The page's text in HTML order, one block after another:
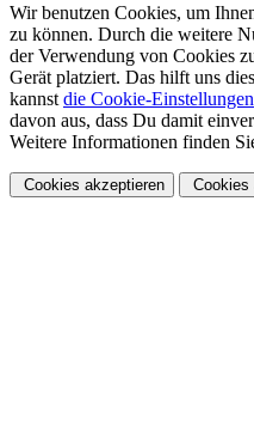
Wir benutzen Cookies, um
zu können. Durch die weitere
der Verwendung von Cookies
Gerät platziert. Das hilft uns
kannst die Cookie-Einstellungen
davon aus, dass Du damit
Weitere Informationen finden
Cookies akzeptieren Cookies